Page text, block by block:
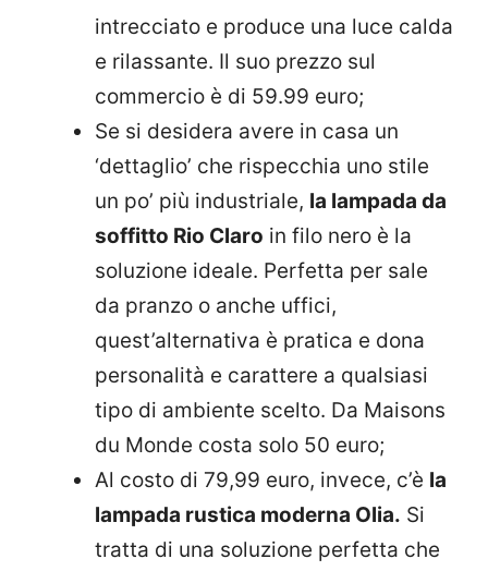
intrecciato e produce una luce calda
e rilassante. Il suo prezzo sul
commercio è di 59.99 euro;
Se si desidera avere in casa un
‘dettaglio’ che rispecchia uno stile
un po’ più industriale, la lampada da
soffitto Rio Claro in filo nero è la
soluzione ideale. Perfetta per sale
da pranzo o anche uffici,
quest’alternativa è pratica e dona
personalità e carattere a qualsiasi
tipo di ambiente scelto. Da Maisons
du Monde costa solo 50 euro;
Al costo di 79,99 euro, invece, c’è la
lampada rustica moderna Olia. Si
tratta di una soluzione perfetta che